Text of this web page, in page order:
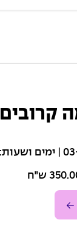
קרובים